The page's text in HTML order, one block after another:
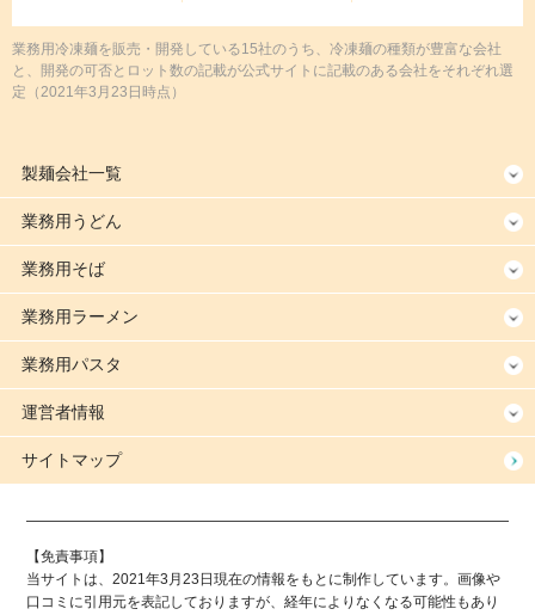
業務用冷凍麺を販売・開発している15社のうち、冷凍麺の種類が豊富な会社
と、開発の可否とロット数の記載が公式サイトに記載のある会社をそれぞれ選
定 （2021年3月23日時点）
製麺会社一覧
業務用うどん
業務用そば
業務用ラーメン
業務用パスタ
運営者情報
サイトマップ
【免責事項】
当サイトは、2021年3月23日現在の情報をもとに制作しています。画像や
口コミに引用元を表記しておりますが、経年によりなくなる可能性もあり